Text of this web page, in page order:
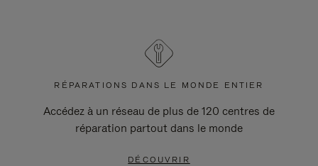
RÉPARATIONS DANS LE MONDE ENTIER
Accédez à un réseau de plus de 120 centres de
réparation partout dans le monde
DÉCOUVRIR